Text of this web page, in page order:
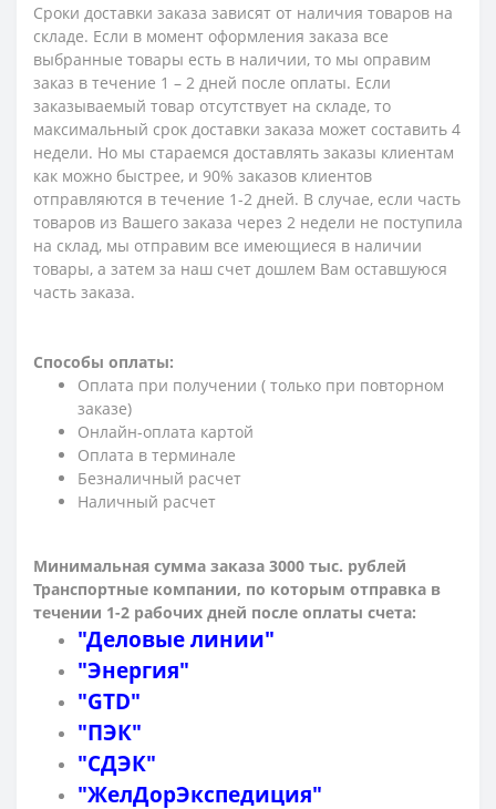
Сроки доставки заказа зависят от наличия товаров на
складе. Если в момент оформления заказа все
выбранные товары есть в наличии, то мы оправим
заказ в течение 1 – 2 дней после оплаты. Если
заказываемый товар отсутствует на складе, то
максимальный срок доставки заказа может составить 4
недели. Но мы стараемся доставлять заказы клиентам
как можно быстрее, и 90% заказов клиентов
отправляются в течение 1-2 дней. В случае, если часть
товаров из Вашего заказа через 2 недели не поступила
на склад, мы отправим все имеющиеся в наличии
товары, а затем за наш счет дошлем Вам оставшуюся
часть заказа.
Способы оплаты:
Оплата при получении ( только при повторном
заказе)
Онлайн-оплата картой
Оплата в терминале
Безналичный расчет
Наличный расчет
Минимальная сумма заказа 3000 тыс. рублей
Транспортные компании, по которым отправка в
течении 1-2 рабочих дней после оплаты счета:
"Деловые линии"
"Энергия"
"GTD"
"ПЭК"
"СДЭК"
"ЖелДорЭкспедиция"